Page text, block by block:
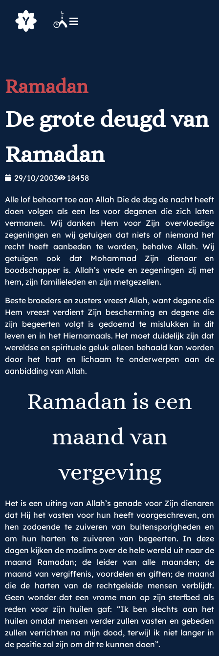
Ramadan
De grote deugd van
Ramadan
29/10/2003 18458
Alle lof behoort toe aan Allah Die de dag de nacht heeft
doen volgen als een les voor degenen die zich laten
vermanen. Wij danken Hem voor Zijn overvloedige
zegeningen en wij getuigen dat niets of niemand het
recht heeft aanbeden te worden, behalve Allah. Wij
getuigen ook dat Mohammad Zijn dienaar en
boodschapper is. Allah’s vrede en zegeningen zij met
hem, zijn familieleden en zijn metgezellen.
Beste broeders en zusters vreest Allah, want degene die
Hem vreest verdient Zijn bescherming en degene die
zijn begeerten volgt is gedoemd te mislukken in dit
leven en in het Hiernamaals. Het moet duidelijk zijn dat
wereldse en spirituele geluk alleen behaald kan worden
door het hart en lichaam te onderwerpen aan de
aanbidding van Allah.
Ramadan is een
maand van
vergeving
Het is een uiting van Allah’s genade voor Zijn dienaren
dat Hij het vasten voor hun heeft voorgeschreven, om
hen zodoende te zuiveren van buitensporigheden en
om hun harten te zuiveren van begeerten. In deze
dagen kijken de moslims over de hele wereld uit naar de
maand Ramadan; de leider van alle maanden; de
maand van vergiffenis, voordelen en giften; de maand
die de harten van de rechtgeleide mensen verblijdt.
Geen wonder dat een vrome man op zijn sterfbed als
reden voor zijn huilen gaf: “Ik ben slechts aan het
huilen omdat mensen verder zullen vasten en gebeden
zullen verrichten na mijn dood, terwijl ik niet langer in
de positie zal zijn om dit te kunnen doen”.